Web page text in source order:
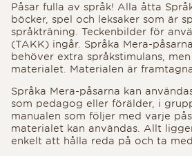
Påsar fulla av språk! Alla åtta
böcker, spel och leksaker som är
språkträning. Teckenbilder för
(TAKK) ingår. Språka Mera-­
behöver extra språkstimulans,
materialet. Materialen är
Språka Mera­-påsarna kan
som pedagog eller förälder, i
manualen som följer med varje
materialet kan användas. Allt
enkelt att hålla reda på och ta